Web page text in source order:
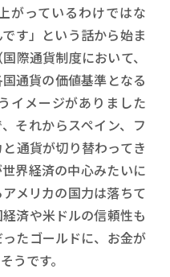
がっているわけではな
す」という話から始ま
際通貨制度において、
通貨の価値基準となる
イメージがありました
それからスペイン、フ
通貨が切り替わってき
界経済の中心みたいに
メリカの国力は落ちて
済や米ドルの信頼性も
たゴールドに、お金が
うです。